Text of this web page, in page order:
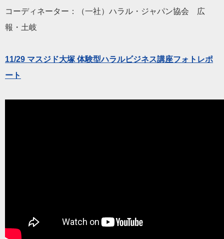
コーディネーター：（一社）ハラル・ジャパン協会 広
報・土岐
11/29 マスジド大塚 体験型ハラルビジネス講座フォトレポ
ート